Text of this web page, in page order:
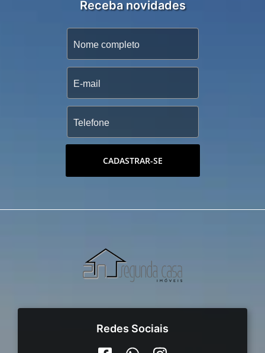
Receba novidades
CADASTRAR-SE
Redes Sociais